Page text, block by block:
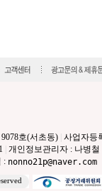
호(서초동) 사업자등
개인정보관리자 : 나병철
: nonno21p@naver.com